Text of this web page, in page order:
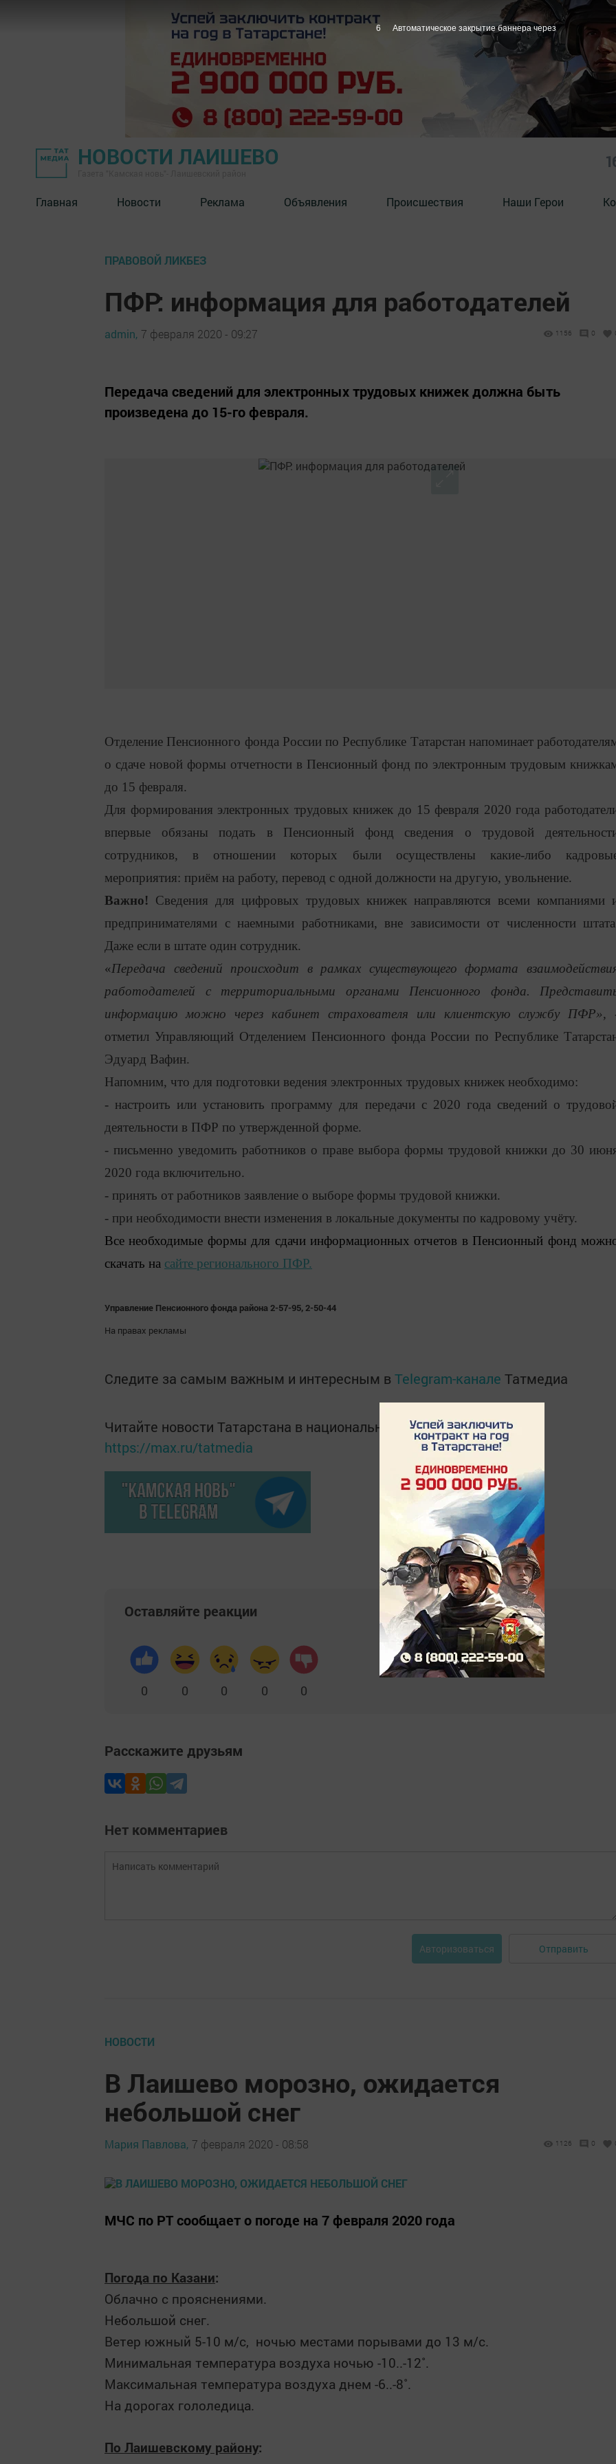
НОВОСТИ ЛАИШЕВО
Главная Новости Реклама Объявления Происшествия Наши Герои
ПРАВОВОЙ ЛИКБЕЗ
ПФР: информация для работодателей
admin, 7 февраля 2020 - 09:27 1156 0
Передача сведений для электронных трудовых книжек должна быть
произведена до 15-го февраля.
Отделение Пенсионного фонда России по Республике Татарстан напоминает
о сдаче новой формы отчетности в Пенсионный фонд по электронным трудовым
до 15 февраля.
Для формирования электронных трудовых книжек до 15 февраля 2020 года
впервые обязаны подать в Пенсионный фонд сведения о трудовой
сотрудников, в отношении которых были осуществлены какие-либо
мероприятия: приём на работу, перевод с одной должности на другую, увольнение.
Важно! Сведения для цифровых трудовых книжек направляются всеми компаниями
предпринимателями с наемными работниками, вне зависимости от численности
Даже если в штате один сотрудник.
«Передача сведений происходит в рамках существующего формата
работодателей с территориальными органами Пенсионного фонда.
информацию можно через кабинет страхователя или клиентскую службу ПФР»,
отметил Управляющий Отделением Пенсионного фонда России по Республике
Эдуард Вафин.
Напомним, что для подготовки ведения электронных трудовых книжек необходимо:
- настроить или установить программу для передачи с 2020 года сведений о
деятельности в ПФР по утвержденной форме.
- письменно уведомить работников о праве выбора формы трудовой книжки до 30
2020 года включительно.
- принять от работников заявление о выборе формы трудовой книжки.
- при необходимости внести изменения в локальные документы по кадровому учёту.
Все необходимые формы для сдачи информационных отчетов в Пенсионный фонд
скачать на сайте регионального ПФР.
Управление Пенсионного фонда района 2-57-95, 2-50-44
На правах рекламы
Следите за самым важным и интересным в Telegram-канале Татмедиа
Читайте новости Татарстана в национальном мессенджере MАХ:
https://max.ru/tatmedia
Оставляйте реакции
0 0 0 0 0
Расскажите друзьям
Нет комментариев
Авторизоваться Отправить
НОВОСТИ
В Лаишево морозно, ожидается
небольшой снег
Мария Павлова, 7 февраля 2020 - 08:58 1126 0
МЧС по РТ сообщает о погоде на 7 февраля 2020 года
Погода по Казани:
Облачно с прояснениями.
Небольшой снег.
Ветер южный 5-10 м/с, ночью местами порывами до 13 м/с.
Минимальная температура воздуха ночью -10..-12˚.
Максимальная температура воздуха днем -6..-8˚.
На дорогах гололедица.
По Лаишевскому району:
5 Автоматическое закрытие баннера через